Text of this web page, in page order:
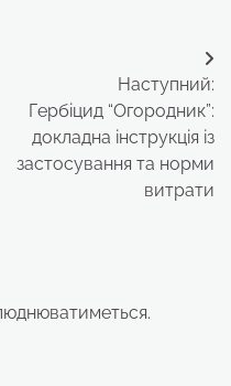
Наступний:
Гербіцид “Огородник”:
докладна інструкція із
застосування та норми
витрати